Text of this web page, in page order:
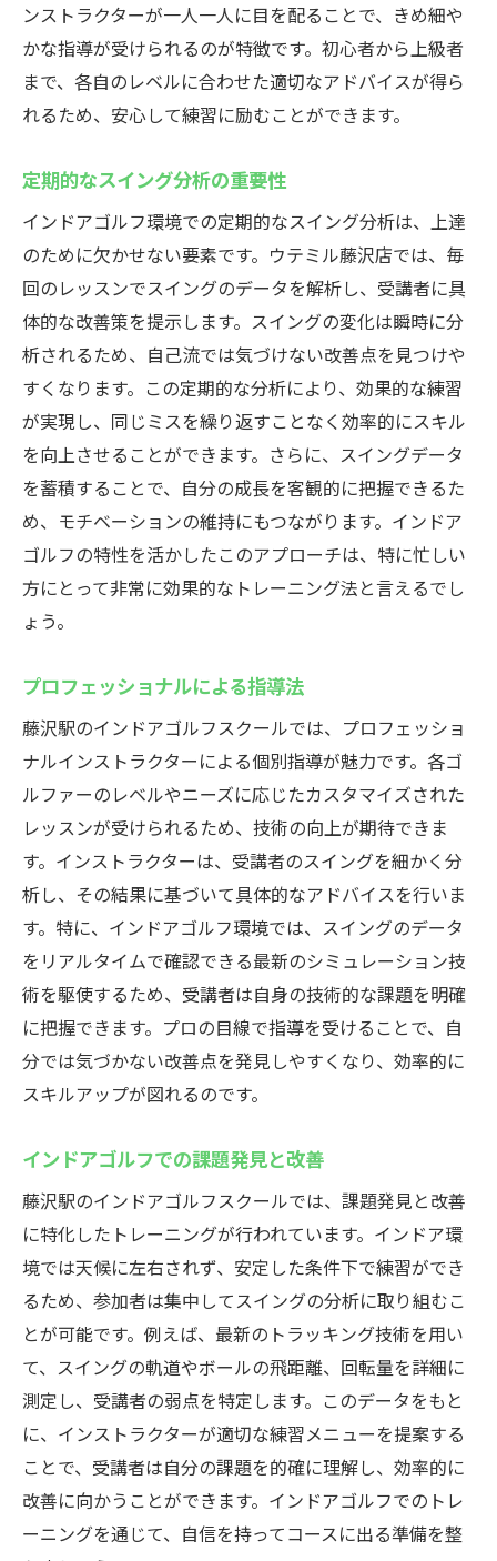
ンストラクターが一人一人に目を配ることで、きめ細や
かな指導が受けられるのが特徴です。初心者から上級者
まで、各自のレベルに合わせた適切なアドバイスが得ら
れるため、安心して練習に励むことができます。
定期的なスイング分析の重要性
インドアゴルフ環境での定期的なスイング分析は、上達
のために欠かせない要素です。ウテミル藤沢店では、毎
回のレッスンでスイングのデータを解析し、受講者に具
体的な改善策を提示します。スイングの変化は瞬時に分
析されるため、自己流では気づけない改善点を見つけや
すくなります。この定期的な分析により、効果的な練習
が実現し、同じミスを繰り返すことなく効率的にスキル
を向上させることができます。さらに、スイングデータ
を蓄積することで、自分の成長を客観的に把握できるた
め、モチベーションの維持にもつながります。インドア
ゴルフの特性を活かしたこのアプローチは、特に忙しい
方にとって非常に効果的なトレーニング法と言えるでし
ょう。
プロフェッショナルによる指導法
藤沢駅のインドアゴルフスクールでは、プロフェッショ
ナルインストラクターによる個別指導が魅力です。各ゴ
ルファーのレベルやニーズに応じたカスタマイズされた
レッスンが受けられるため、技術の向上が期待できま
す。インストラクターは、受講者のスイングを細かく分
析し、その結果に基づいて具体的なアドバイスを行いま
す。特に、インドアゴルフ環境では、スイングのデータ
をリアルタイムで確認できる最新のシミュレーション技
術を駆使するため、受講者は自身の技術的な課題を明確
に把握できます。プロの目線で指導を受けることで、自
分では気づかない改善点を発見しやすくなり、効率的に
スキルアップが図れるのです。
インドアゴルフでの課題発見と改善
藤沢駅のインドアゴルフスクールでは、課題発見と改善
に特化したトレーニングが行われています。インドア環
境では天候に左右されず、安定した条件下で練習ができ
るため、参加者は集中してスイングの分析に取り組むこ
とが可能です。例えば、最新のトラッキング技術を用い
て、スイングの軌道やボールの飛距離、回転量を詳細に
測定し、受講者の弱点を特定します。このデータをもと
に、インストラクターが適切な練習メニューを提案する
ことで、受講者は自分の課題を的確に理解し、効率的に
改善に向かうことができます。インドアゴルフでのトレ
ーニングを通じて、自信を持ってコースに出る準備を整